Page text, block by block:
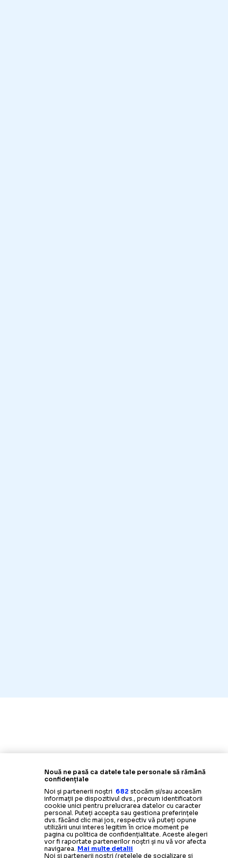
Nouă ne pasă ca datele tale personale să rămână
confidențiale
Noi și partenerii noștri 682 stocăm și/sau accesăm
informații pe dispozitivul dvs., precum identificatorii
cookie unici pentru prelucrarea datelor cu caracter
personal. Puteți accepta sau gestiona preferințele
dvs. făcând clic mai jos, respectiv vă puteți opune
utilizării unui interes legitim în orice moment pe
pagina cu politica de confidențialitate. Aceste alegeri
vor fi raportate partenerilor noștri și nu vă vor afecta
navigarea. Mai multe detalii
Noi si partenerii nostri (retelele de socializare si